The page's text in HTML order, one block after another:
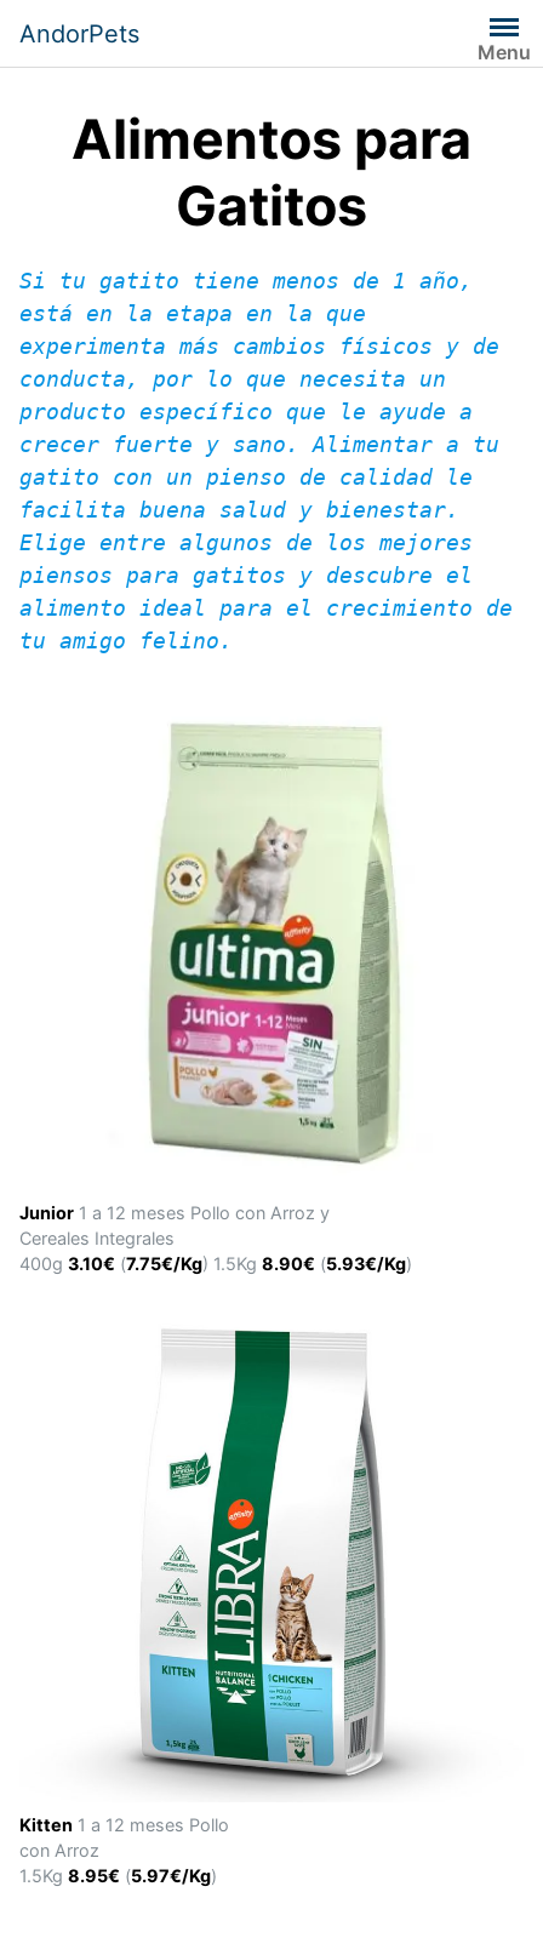
contenido
AndorPets
Menu
Alimentos para
Gatitos
Si tu gatito tiene menos de 1 año,
está en la etapa en la que
experimenta más cambios físicos y de
conducta, por lo que necesita un
producto específico que le ayude a
crecer fuerte y sano. Alimentar a tu
gatito con un pienso de calidad le
facilita buena salud y bienestar.
Elige entre algunos de los mejores
piensos para gatitos y descubre el
alimento ideal para el crecimiento de
tu amigo felino.
Junior 1 a 12 meses Pollo con Arroz y
Cereales Integrales
400g 3.10€ (7.75€/Kg) 1.5Kg 8.90€ (5.93€/Kg)
Kitten 1 a 12 meses Pollo
con Arroz
1.5Kg 8.95€ (5.97€/Kg)